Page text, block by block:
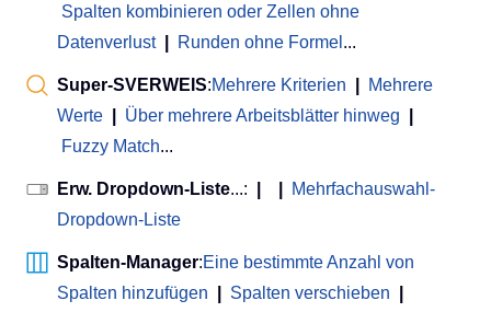
Spalten kombinieren oder Zellen ohne
Datenverlust
Runden ohne Formel ...
Super-SVERWEIS:Mehrere Kriterien
Mehrere
Werte
Über mehrere Arbeitsblätter hinweg
Fuzzy Match...
Erw. Dropdown-Liste...:
Mehrfachauswahl-
Dropdown-Liste
Spalten-Manager:Eine bestimmte Anzahl von
Spalten hinzufügen
Spalten verschieben